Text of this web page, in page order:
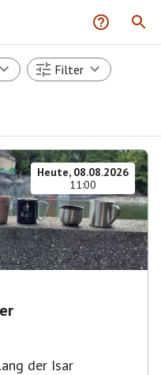
Filter
Heute, 08.08.2026
11:00
der Isar